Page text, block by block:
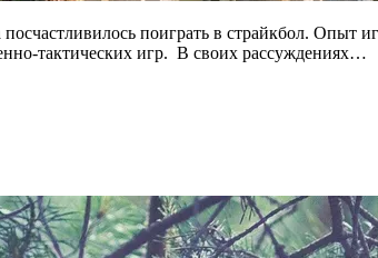
поиграть в страйкбол. Опыт
тактических игр. В своих рассуждениях…